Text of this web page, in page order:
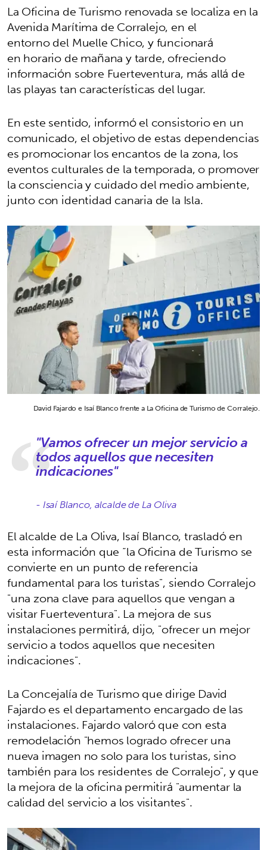
La Oficina de Turismo renovada se localiza en la
Avenida Marítima de Corralejo, en el
entorno del Muelle Chico, y funcionará
en horario de mañana y tarde, ofreciendo
información sobre Fuerteventura, más allá de
las playas tan características del lugar.
En este sentido, informó el consistorio en un
comunicado, el objetivo de estas dependencias
es promocionar los encantos de la zona, los
eventos culturales de la temporada, o promover
la consciencia y cuidado del medio ambiente,
junto con identidad canaria de la Isla.
David Fajardo e Isaí Blanco frente a La Oficina de Turismo de Corralejo.
"Vamos ofrecer un mejor servicio a
todos aquellos que necesiten
indicaciones"
- Isaí Blanco, alcalde de La Oliva
El alcalde de La Oliva, Isaí Blanco, trasladó en
esta información que “la Oficina de Turismo se
convierte en un punto de referencia
fundamental para los turistas", siendo Corralejo
"una zona clave para aquellos que vengan a
visitar Fuerteventura". La mejora de sus
instalaciones permitirá, dijo, "ofrecer un mejor
servicio a todos aquellos que necesiten
indicaciones".
La Concejalía de Turismo que dirige David
Fajardo es el departamento encargado de las
instalaciones. Fajardo valoró que con esta
remodelación "hemos logrado ofrecer una
nueva imagen no solo para los turistas, sino
también para los residentes de Corralejo", y que
la mejora de la oficina permitirá "aumentar la
calidad del servicio a los visitantes".